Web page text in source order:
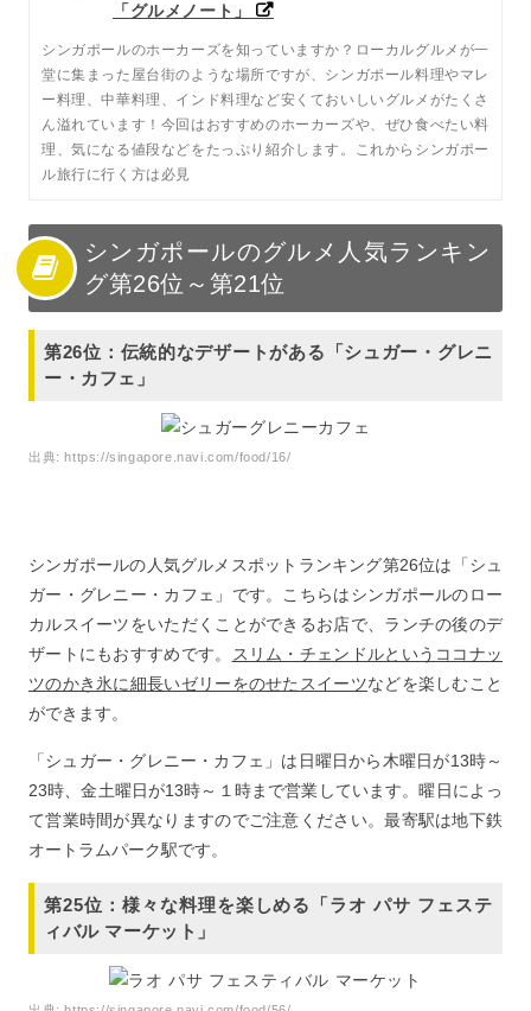
「グルメノート」
シンガポールのホーカーズを知っていますか？ローカルグルメが一
堂に集まった屋台街のような場所ですが、シンガポール料理やマレ
ー料理、中華料理、インド料理など安くておいしいグルメがたくさ
ん溢れています！今回はおすすめのホーカーズや、ぜひ食べたい料
理、気になる値段などをたっぷり紹介します。これからシンガポー
ル旅行に行く方は必見
シンガポールのグルメ人気ランキン
グ第26位～第21位
第26位：伝統的なデザートがある「シュガー・グレニ
ー・カフェ」
出典:https://singapore.navi.com/food/16/
シンガポールの人気グルメスポットランキング第26位は「シュ
ガー・グレニー・カフェ」です。こちらはシンガポールのロー
カルスイーツをいただくことができるお店で、ランチの後のデ
ザートにもおすすめです。
スリム・チェンドルというココナッ
ツのかき氷に細長いゼリーをのせたスイーツなどを楽しむこと
ができます。
「シュガー・グレニー・カフェ」は日曜日から木曜日が13時～
23時、金土曜日が13時～１時まで営業しています。曜日によっ
て営業時間が異なりますのでご注意ください。最寄駅は地下鉄
オートラムパーク駅です。
第25位：様々な料理を楽しめる「ラオ パサ フェステ
ィバル マーケット」